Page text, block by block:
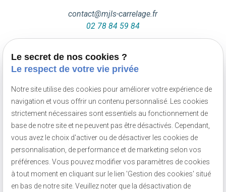
contact@mjls-carrelage.fr
02 78 84 59 84
NOUS JOINDRE
Du lundi au samedi
NOUS SUIVRE
SIRET :51068462400016
Mentions légales
Le secret de nos cookies ?
Le respect de votre vie privée
Notre site utilise des cookies pour améliorer votre expérience de
navigation et vous offrir un contenu personnalisé. Les cookies
strictement nécessaires sont essentiels au fonctionnement de
base de notre site et ne peuvent pas être désactivés. Cependant,
vous avez le choix d'activer ou de désactiver les cookies de
personnalisation, de performance et de marketing selon vos
préférences. Vous pouvez modifier vos paramètres de cookies
à tout moment en cliquant sur le lien 'Gestion des cookies' situé
en bas de notre site. Veuillez noter que la désactivation de